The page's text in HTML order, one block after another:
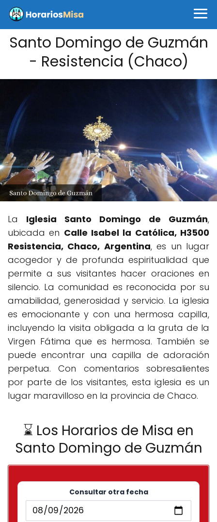
Santo Domingo de Guzmán
- Resistencia (Chaco)
La Iglesia Santo Domingo de Guzmán,
ubicada en Calle Isabel la Católica, H3500
Resistencia, Chaco, Argentina, es un lugar
acogedor y de profunda espiritualidad que
permite a sus visitantes hacer oraciones en
silencio. La comunidad es reconocida por su
amabilidad, generosidad y servicio. La iglesia
es emocionante y con una hermosa capilla,
incluyendo la visita obligada a la gruta de la
Virgen Fátima que es hermosa. También se
puede encontrar una capilla de adoración
perpetua. Con comentarios sobresalientes
por parte de los visitantes, esta iglesia es un
lugar maravilloso en la provincia de Chaco.
⌛ Los Horarios de Misa en
Santo Domingo de Guzmán
Consultar otra fecha